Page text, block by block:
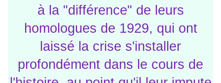
à la "différence" de leurs
homologues de 1929, qui ont
laissé la crise s'installer
profondément dans le cours de